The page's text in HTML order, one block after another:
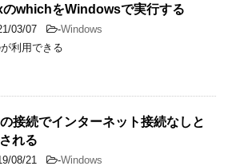
のwhichをWindowsで実行する
03/07 -Windows
利用できる
接続でインターネット接続なしと
れる
08/21 -Windows